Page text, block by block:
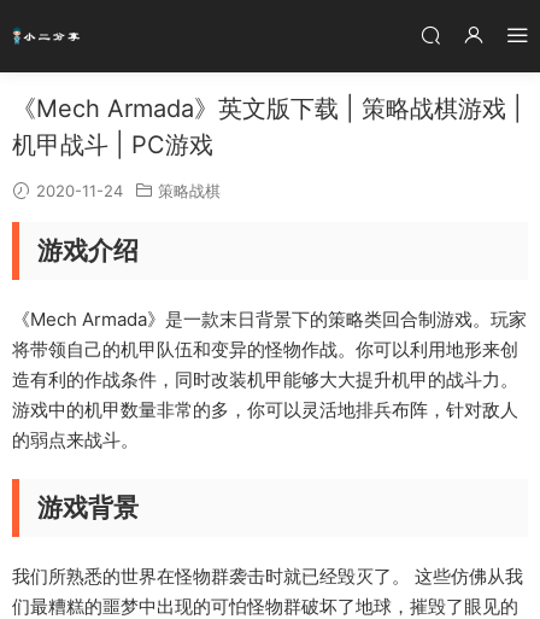
《Mech Armada》英文版下载 | 策略战棋游戏 |
机甲战斗 | PC游戏
2020-11-24 策略战棋
游戏介绍
《Mech Armada》是一款末日背景下的策略类回合制游戏。玩家
将带领自己的机甲队伍和变异的怪物作战。你可以利用地形来创
造有利的作战条件，同时改装机甲能够大大提升机甲的战斗力。
游戏中的机甲数量非常的多，你可以灵活地排兵布阵，针对敌人
的弱点来战斗。
游戏背景
我们所熟悉的世界在怪物群袭击时就已经毁灭了。 这些仿佛从我
们最糟糕的噩梦中出现的可怕怪物群破坏了地球，摧毁了眼见的